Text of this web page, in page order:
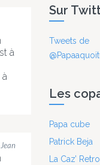
à
à
Sur
Tweets de
Les
Papa cube
Patrick Beja
La Caz’ Retro